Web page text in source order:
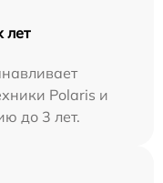
лет
Polaris и
до 3 лет.